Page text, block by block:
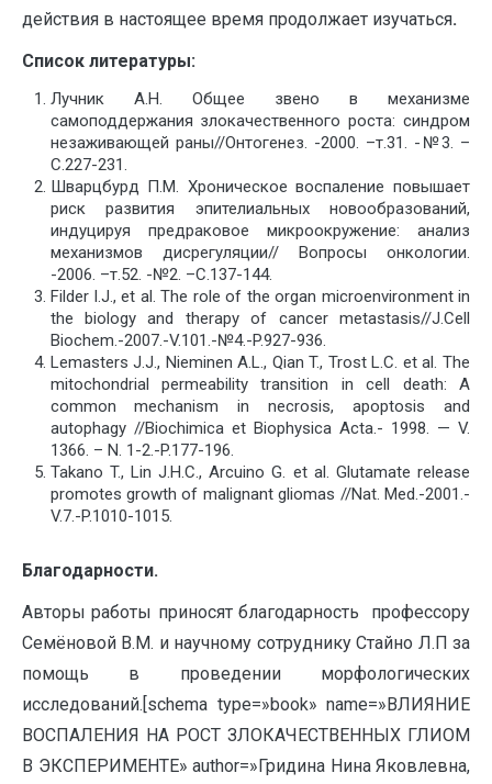
действия в настоящее время продолжает изучаться.
Список литературы:
Лучник А.Н. Общее звено в механизме
самоподдержания злокачественного роста: синдром
незаживающей раны//Онтогенез. -2000. –т.31. -№3. –
С.227-231.
Шварцбурд П.М. Хроническое воспаление повышает
риск развития эпителиальных новообразований,
индуцируя предраковое микроокружение: анализ
механизмов дисрегуляции// Вопросы онкологии.
-2006. –т.52. -№2. –С.137-144.
Filder I.J., et al. The role of the organ microenvironment in
the biology and therapy of cancer metastasis//J.Cell
Biochem.-2007.-V.101.-№4.-P.927-936.
Lemasters J.J., Nieminen A.L., Qian T., Trost L.C. et al. The
mitochondrial permeability transition in cell death: A
common mechanism in necrosis, apoptosis and
autophagy //Biochimica et Biophysica Acta.- 1998. — V.
1366. – N. 1-2.-P.177-196.
Takano T., Lin J.H.C., Arcuino G. et al. Glutamate release
promotes growth of malignant gliomas //Nat. Med.-2001.-
V.7.-P.1010-1015.
Благодарности.
Авторы работы приносят благодарность профессору
Семёновой В.М. и научному сотруднику Стайно Л.П за
помощь в проведении морфологических
исследований.[schema type=»book» name=»ВЛИЯНИЕ
ВОСПАЛЕНИЯ НА РОСТ ЗЛОКАЧЕСТВЕННЫХ ГЛИОМ
В ЭКСПЕРИМЕНТЕ» author=»Гридина Нина Яковлевна,